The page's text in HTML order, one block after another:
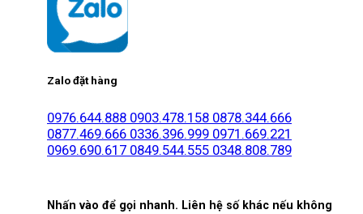
Zalo đặt hàng
0976.644.888 0903.478.158 0878.344.666
0877.469.666 0336.396.999 0971.669.221
0969.690.617 0849.544.555 0348.808.789
Nhấn vào để gọi nhanh. Liên hệ số khác nếu không